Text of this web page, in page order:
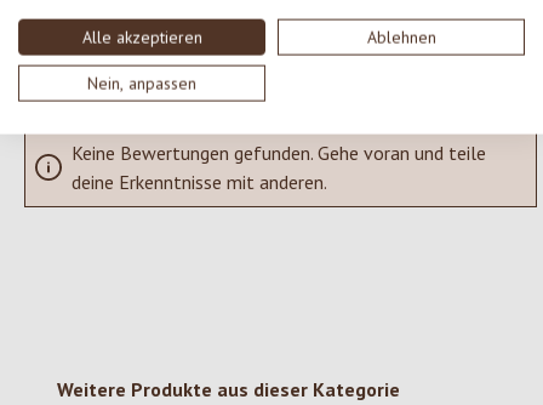
Alle akzeptieren Ablehnen
Nein, anpassen
Bewertungen nur in der aktuellen Sprache anzeigen.
Keine Bewertungen gefunden. Gehe voran und teile
deine Erkenntnisse mit anderen.
Produktgalerie überspringen
Weitere Produkte aus dieser Kategorie